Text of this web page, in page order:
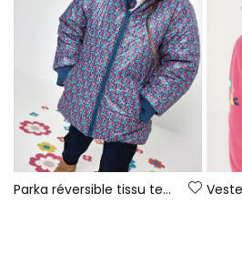
Parka réversible tissu technique fille verte